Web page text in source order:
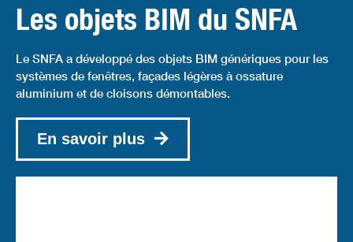
Les objets BIM du SNFA
Le SNFA a développé des objets BIM génériques pour les
systèmes de fenêtres, façades légères à ossature
aluminium et de cloisons démontables.
En savoir plus